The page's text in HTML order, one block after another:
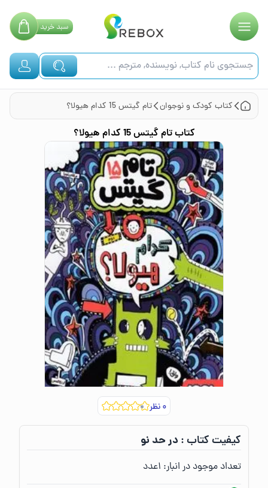
سبدخرید
کتاب کودک و نوجوان تام گیتس 15 کدام هیولا؟
کتابتام گیتس 15 کدام هیولا؟
۰نظر
کیفیت کتاب :‌در حد نو
تعداد موجود در انبار:‌ ۱عدد